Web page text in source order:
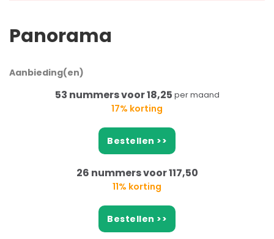
Panorama
Aanbieding(en)
53 nummers voor 18,25 per maand
17% korting
Bestellen >>
26 nummers voor 117,50
11% korting
Bestellen >>